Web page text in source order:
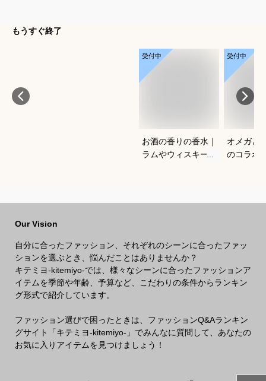
もうすぐ終了
受付中
お酒の香りの香水｜
ラムやウィスキーな
受付中
オメガと
のコラボ
Our Vision
自分に合ったファッション、それぞれのシーンに合ったファッ
ションを選ぶとき、悩んだことはありませんか？
キテミヨ-kitemiyo-では、様々なシーンに合ったファッションア
イテムを季節や年齢、予算など、こだわりの条件からランキン
グ形式で紹介しています。
ファッション選びで困ったときは、ファッションQ&Aランキン
グサイト「キテミヨ-kitemiyo-」でみんなに質問して、あなたの
お気に入りアイテムを見つけましょう！